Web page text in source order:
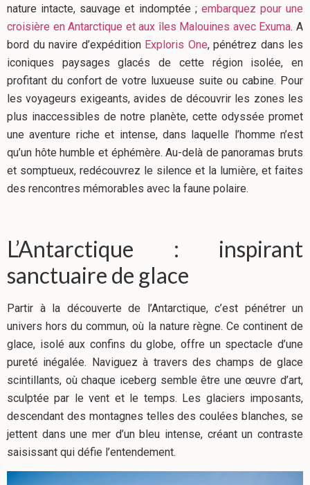
nature intacte, sauvage et indomptée ; embarquez pour une
croisière en Antarctique et aux îles Malouines avec Exuma. A
bord du navire d’expédition Exploris One, pénétrez dans les
iconiques paysages glacés de cette région isolée, en
profitant du confort de votre luxueuse suite ou cabine. Pour
les voyageurs exigeants, avides de découvrir les zones les
plus inaccessibles de notre planète, cette odyssée promet
une aventure riche et intense, dans laquelle l’homme n’est
qu’un hôte humble et éphémère. Au-delà de panoramas bruts
et somptueux, redécouvrez le silence et la lumière, et faites
des rencontres mémorables avec la faune polaire.
L’Antarctique : inspirant
sanctuaire de glace
Partir à la découverte de l’Antarctique, c’est pénétrer un
univers hors du commun, où la nature règne. Ce continent de
glace, isolé aux confins du globe, offre un spectacle d’une
pureté inégalée. Naviguez à travers des champs de glace
scintillants, où chaque iceberg semble être une œuvre d’art,
sculptée par le vent et le temps. Les glaciers imposants,
descendant des montagnes telles des coulées blanches, se
jettent dans une mer d’un bleu intense, créant un contraste
saisissant qui défie l’entendement.